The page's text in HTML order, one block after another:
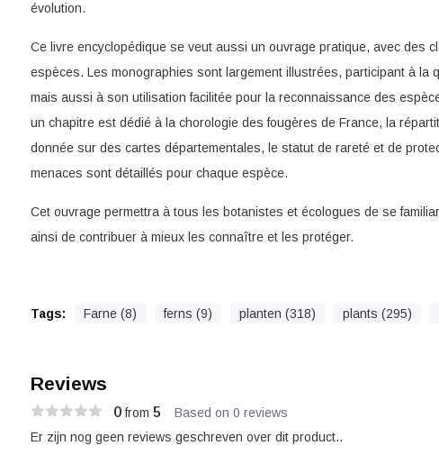
évolution.
Ce livre encyclopédique se veut aussi un ouvrage pratique, avec des
espèces. Les monographies sont largement illustrées, participant à la
mais aussi à son utilisation facilitée pour la reconnaissance des
un chapitre est dédié à la chorologie des fougères de France, la
donnée sur des cartes départementales, le statut de rareté et de
menaces sont détaillés pour chaque espèce.
Cet ouvrage permettra à tous les botanistes et écologues de se
ainsi de contribuer à mieux les connaître et les protéger.
Tags: Farne (8) ferns (9) planten (318) plants (295)
Reviews
0from 5 Based on 0 reviews
Er zijn nog geen reviews geschreven over dit product..